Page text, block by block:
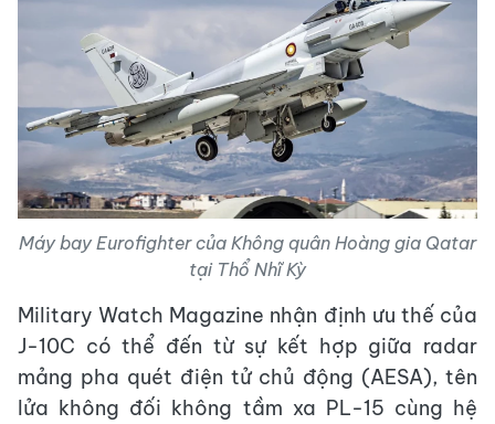
Máy bay Eurofighter của Không quân Hoàng gia Qatar
tại Thổ Nhĩ Kỳ
Military Watch Magazine nhận định ưu thế của
J-10C có thể đến từ sự kết hợp giữa radar
mảng pha quét điện tử chủ động (AESA), tên
lửa không đối không tầm xa PL-15 cùng hệ